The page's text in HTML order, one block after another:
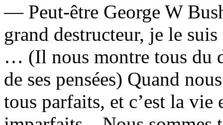
— Peut-être George W
grand destructeur, je le
… (Il nous montre tous du
de ses pensées) Quand
tous parfaits, et c’est la